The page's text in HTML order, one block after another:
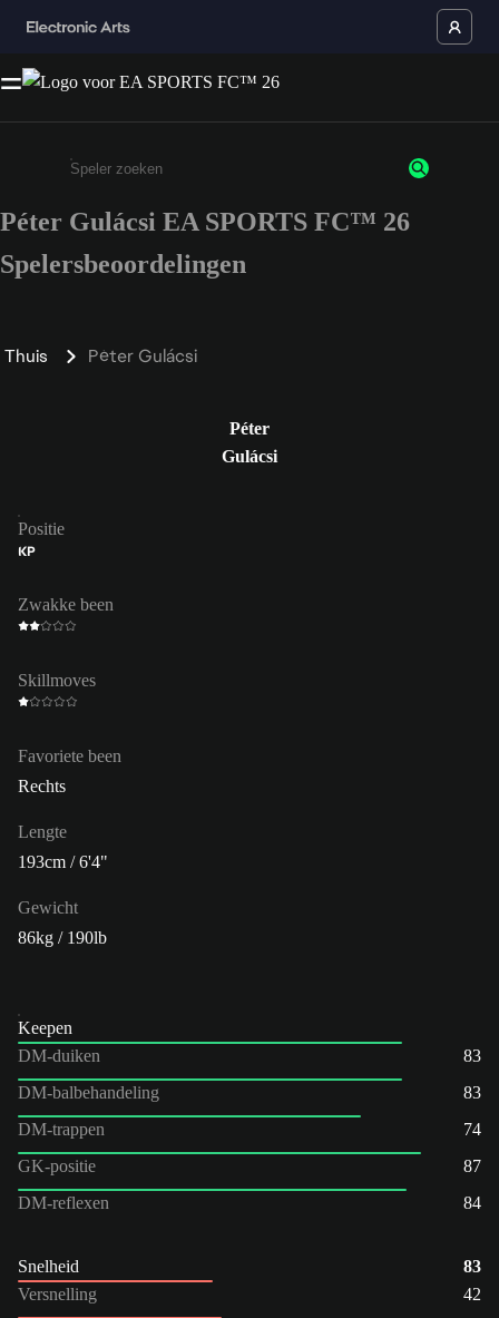
Enter a minimum of 3 characters or numbers
Péter Gulácsi EA SPORTS FC™ 26
Spelersbeoordelingen
Thuis Péter Gulácsi
Péter
Gulácsi
Positie
KP
Zwakke been
Skillmoves
Favoriete been
Rechts
Lengte
193cm / 6'4"
Gewicht
86kg / 190lb
Keepen
DM-duiken
83
DM-balbehandeling
83
DM-trappen
74
GK-positie
87
DM-reflexen
84
Snelheid
83
Versnelling
42